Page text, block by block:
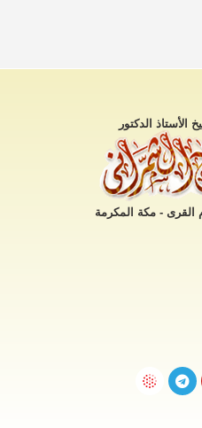
الأستاذ الدكتور
القرى - مكة المكرمة